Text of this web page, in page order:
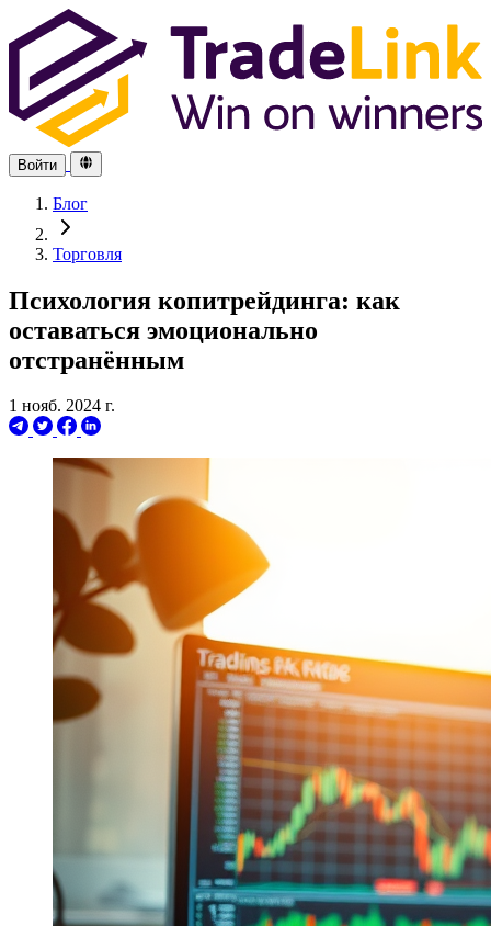
Войти
Блог
Торговля
Психология копитрейдинга: как
оставаться эмоционально
отстранённым
1 нояб. 2024 г.